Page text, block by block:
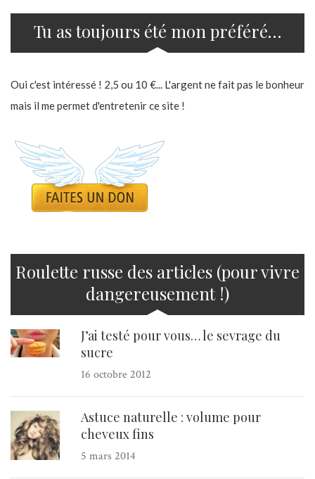
Tu as toujours été mon préféré…
Oui c'est intéressé ! 2,5 ou 10 €... L'argent ne fait pas le bonheur
mais il me permet d'entretenir ce site !
Roulette russe des articles (pour vivre
dangereusement !)
J’ai testé pour vous… le sevrage du
sucre
16 octobre 2012
Astuce naturelle : volume pour
cheveux fins
5 mars 2014